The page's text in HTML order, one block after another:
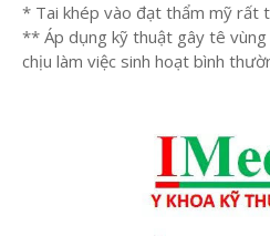
* Tai khép vào đạt thẩm mỹ rất
** Áp dụng kỹ thuật gây tê vùng
chịu làm việc sinh hoạt bình